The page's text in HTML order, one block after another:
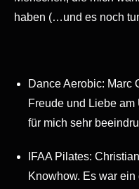
haben (…und es noch
Dance Aerobic: Marc
Freude und Liebe am
für mich sehr
IFAA Pilates:
Knowhow. Es war